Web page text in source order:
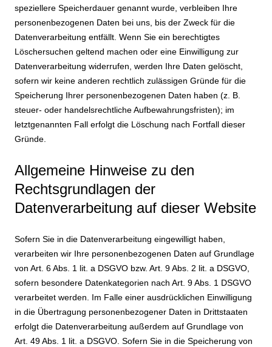
speziellere Speicherdauer genannt wurde, verbleiben Ihre
personenbezogenen Daten bei uns, bis der Zweck für die
Datenverarbeitung entfällt. Wenn Sie ein berechtigtes
Löschersuchen geltend machen oder eine Einwilligung zur
Datenverarbeitung widerrufen, werden Ihre Daten gelöscht,
sofern wir keine anderen rechtlich zulässigen Gründe für die
Speicherung Ihrer personenbezogenen Daten haben (z. B.
steuer- oder handelsrechtliche Aufbewahrungsfristen); im
letztgenannten Fall erfolgt die Löschung nach Fortfall dieser
Gründe.
Allgemeine Hinweise zu den
Rechtsgrundlagen der
Datenverarbeitung auf dieser Website
Sofern Sie in die Datenverarbeitung eingewilligt haben,
verarbeiten wir Ihre personenbezogenen Daten auf Grundlage
von Art. 6 Abs. 1 lit. a DSGVO bzw. Art. 9 Abs. 2 lit. a DSGVO,
sofern besondere Datenkategorien nach Art. 9 Abs. 1 DSGVO
verarbeitet werden. Im Falle einer ausdrücklichen Einwilligung
in die Übertragung personenbezogener Daten in Drittstaaten
erfolgt die Datenverarbeitung außerdem auf Grundlage von
Art. 49 Abs. 1 lit. a DSGVO. Sofern Sie in die Speicherung von